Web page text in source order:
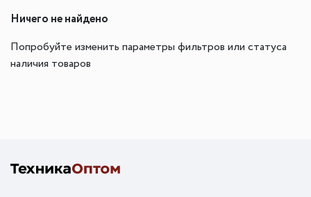
Ничего не найдено
Попробуйте изменить параметры фильтров или статуса
наличия товаров